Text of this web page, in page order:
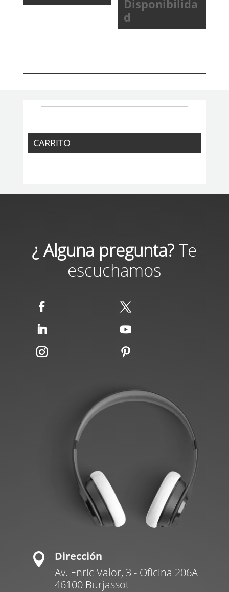
Disponibilida
d
CARRITO
¿ Alguna pregunta?Te
escuchamos

Dirección
Av. Enric Valor, 3 - Oficina 206A
46100 Burjassot